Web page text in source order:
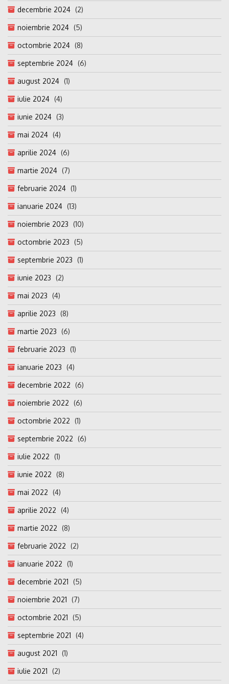
decembrie 2024 (2)
noiembrie 2024 (5)
octombrie 2024 (8)
septembrie 2024 (6)
august 2024 (1)
iulie 2024 (4)
iunie 2024 (3)
mai 2024 (4)
aprilie 2024 (6)
martie 2024 (7)
februarie 2024 (1)
ianuarie 2024 (13)
noiembrie 2023 (10)
octombrie 2023 (5)
septembrie 2023 (1)
iunie 2023 (2)
mai 2023 (4)
aprilie 2023 (8)
martie 2023 (6)
februarie 2023 (1)
ianuarie 2023 (4)
decembrie 2022 (6)
noiembrie 2022 (6)
octombrie 2022 (1)
septembrie 2022 (6)
iulie 2022 (1)
iunie 2022 (8)
mai 2022 (4)
aprilie 2022 (4)
martie 2022 (8)
februarie 2022 (2)
ianuarie 2022 (1)
decembrie 2021 (5)
noiembrie 2021 (7)
octombrie 2021 (5)
septembrie 2021 (4)
august 2021 (1)
iulie 2021 (2)